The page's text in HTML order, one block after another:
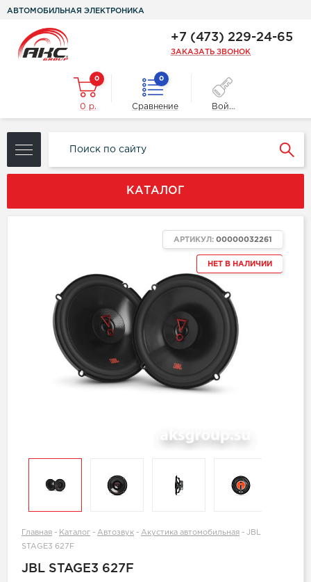
АВТОМОБИЛЬНАЯ ЭЛЕКТРОНИКА
+7 (473) 229-24-65
ЗАКАЗАТЬ ЗВОНОК
0
0 р.
0
Сравнение Войти
КАТАЛОГ
НЕТ В НАЛИЧИИ
АРТИКУЛ: 00000032261
Главная - Каталог - Автозвук - Акустика автомобильная - JBL
STAGE3 627F
JBL STAGE3 627F